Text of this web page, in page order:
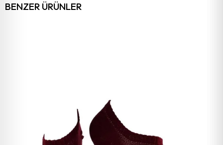
BENZER ÜRÜNLER